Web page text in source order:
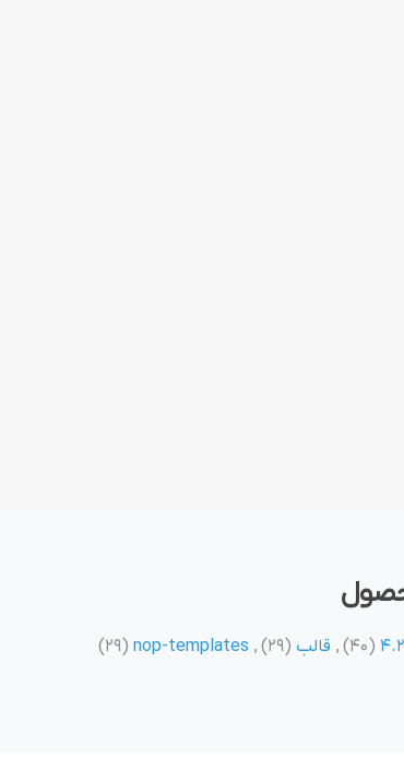
(40)
, قالب (29)
,
nop-templates
(29)